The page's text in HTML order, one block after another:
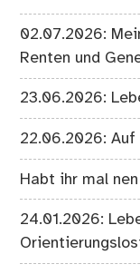
02.07.2026:
Renten und
23.06.2026:
22.06.2026: Auf
Habt ihr mal
24.01.2026: